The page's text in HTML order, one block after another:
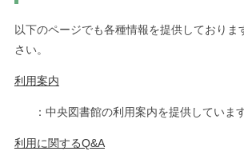
以下のページでも各種情報を提供しておりま
さい。
利用案内
：中央図書館の利用案内を提供していま
利用に関するQ&A